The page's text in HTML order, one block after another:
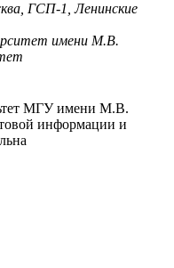
ГСП-1, Ленинские
имени М.В.
МГУ имени М.В.
информации и